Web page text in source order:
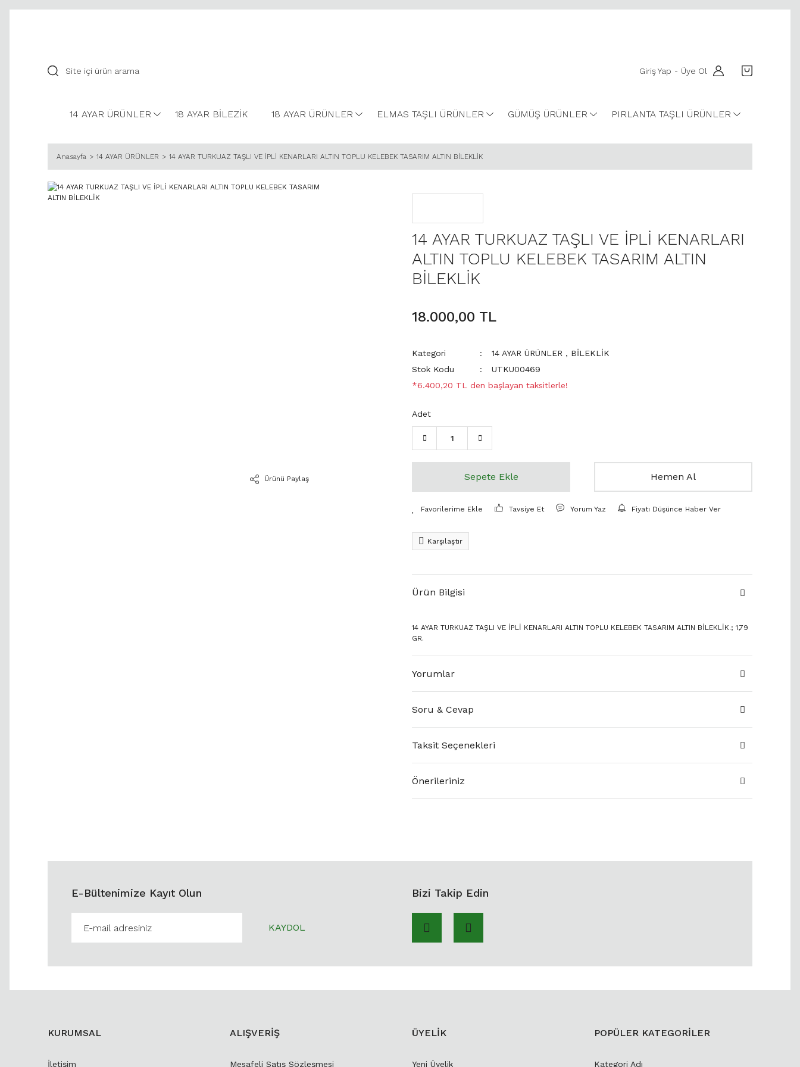
Giriş Yap - Üye Ol
14 AYAR ÜRÜNLER 18 AYAR BİLEZİK 18 AYAR ÜRÜNLER ELMAS TAŞLI ÜRÜNLER GÜMÜŞ ÜRÜNLER PIRLANTA TAŞLI ÜRÜNLER
Anasayfa 14 AYAR ÜRÜNLER 14 AYAR TURKUAZ TAŞLI VE İPLİ KENARLARI ALTIN TOPLU KELEBEK TASARIM ALTIN BİLEKLİK
Ürünü Paylaş
14 AYAR TURKUAZ TAŞLI VE İPLİ KENARLARI
ALTIN TOPLU KELEBEK TASARIM ALTIN
BİLEKLİK
18.000,00 TL
Kategori 14 AYAR ÜRÜNLER , BİLEKLİK
Stok Kodu
UTKU00469
*6.400,20 TL den başlayan taksitlerle!
Adet
Sepete Ekle Hemen Al
Tavsiye Et Yorum Yaz Fiyatı Düşünce Haber Ver
Karşılaştır
Ürün Bilgisi
14 AYAR TURKUAZ TAŞLI VE İPLİ KENARLARI ALTIN TOPLU KELEBEK TASARIM ALTIN BİLEKLİK.; 1,79
GR.
Yorumlar
Soru & Cevap
Taksit Seçenekleri
Önerileriniz
E-Bültenimize Kayıt Olun
KAYDOL
Bizi Takip Edin
KURUMSAL
İletişim
ALIŞVERİŞ
Mesafeli Satış Sözleşmesi
ÜYELİK
Yeni Üyelik
POPÜLER KATEGORİLER
Kategori Adı